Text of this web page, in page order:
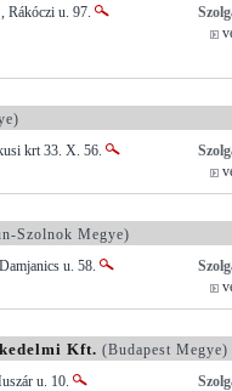
Rákóczi u. 97.
krt 33. X. 56.
Szolnok Megye)
u. 58.
Kft. (Budapest Megye)
u. 10.